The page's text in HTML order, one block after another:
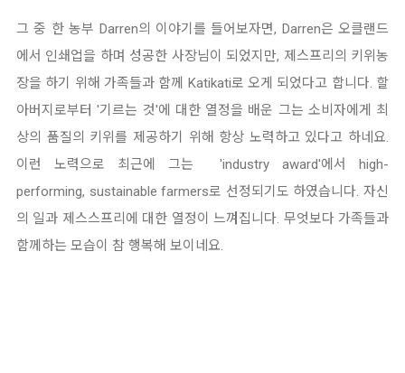
그 중 한농부 Darren의 이야기를 들어보자면, Darren은 오클랜드
에서 인쇄업을 하며 성공한 사장님이 되었지만, 제스프리의 키위농
장을 하기 위해 가족들과 함께 Katikati로 오게 되었다고 합니다. 할
아버지로부터 '기르는 것'에 대한 열정을 배운 그는 소비자에게 최
상의 품질의 키위를 제공하기 위해 항상 노력하고 있다고 하네요.
이런 노력으로 최근에 그는
'industry award'에서
high-
performing, sustainable farmers로 선정되 기도 하였습니다.자신
의 일과 제스스프리에 대한 열정이 느껴집니다. 무엇보다 가족들과
함께하는 모습이 참 행복해 보이네요.